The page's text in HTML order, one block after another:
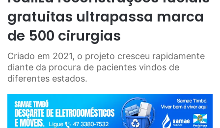
gratuitas ultrapassa marca
de 500 cirurgias
Criado em 2021, o projeto cresceu rapidamente
diante da procura de pacientes vindos de
diferentes estados.